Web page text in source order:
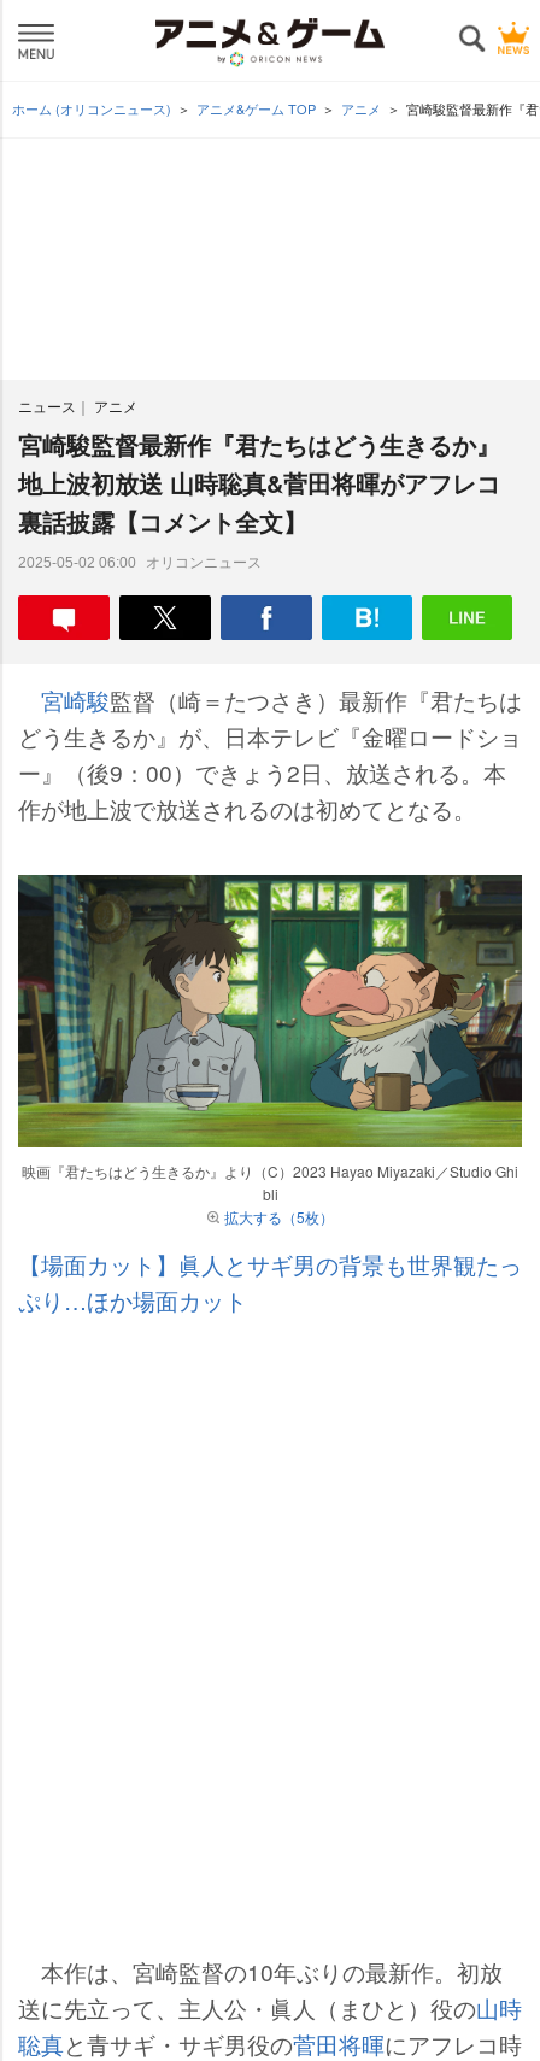
ホーム (オリコンニュース) アニメ&ゲーム TOP アニメ 宮崎駿監督最新作『
ニュース アニメ
宮崎駿監督最新作『君たちはどう生きるか』
地上波初放送 山時聡真&菅田将暉がアフレコ
裏話披露【コメント全文】
2025-05-02 06:00 オリコンニュース
宮崎駿監督（崎＝たつさき）最新作『君たちは
どう生きるか』が、日本テレビ『金曜ロードショ
ー』（後9：00）できょう2日、放送される。本
作が地上波で放送されるのは初めてとなる。
映画『君たちはどう生きるか』より（C）2023 Hayao Miyazaki／Studio Ghi
bli
拡大する（5枚）
【場面カット】眞人とサギ男の背景も世界観たっ
ぷり…ほか場面カット
本作は、宮崎監督の10年ぶりの最新作。初放
送に先立って、主人公・眞人（まひと）役の山時
聡真と青サギ・サギ男役の菅田将暉にアフレコ時